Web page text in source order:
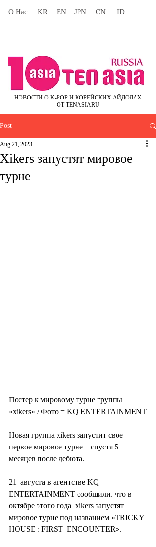
О Нас KR EN JPN CN ID
НОВОСТИ О K-POP И КОРЕЙСКИХ АЙДОЛАХ
ОТ TENASIARU
Post
Xikers запустят мировое
турне
Aug 21, 2023
Постер к мировому турне группы
«xikers» / Фото = KQ ENTERTAINMENT
Новая группа xikers запустит свое
первое мировое турне – спустя 5
месяцев после дебюта.
21  августа в агентстве KQ
ENTERTAINMENT сообщили, что в
октябре этого года  xikers запустят
мировое турне под названием «TRICKY
HOUSE : FIRST  ENCOUNTER».